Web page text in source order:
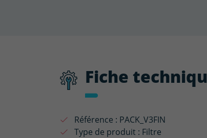
Fiche
Référence : PACK_V3FIN
Type de produit : Filtre